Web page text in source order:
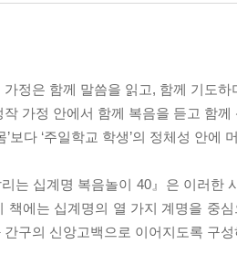
가정은 함께 말씀을 읽고, 함께 기도
작 가정 안에서 함께 복음을 듣고 함
’보다 ‘주일학교 학생’의 정체성 안
리는 십계명 복음놀이 40』은 이러
책에는 십계명의 열 가지 계명을 중
간구의 신앙고백으로 이어지도록 구